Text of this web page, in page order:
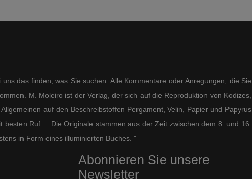
das finden, was Sie suchen. Alle Kommentare oder Anregungen, die Sie
M. Moleiro ist der Verlag, der sich auf die Reproduktion von Kodizes,
auf den Beschreibstoffen Pergament, Velin, Papier und Papyrus
besten Ruf.... Die Originale stammen aus der Zeit zwischen dem 8. und 16.
in Form eines illuminierten Buches. "
Abonnieren Sie unsere
Newsletter